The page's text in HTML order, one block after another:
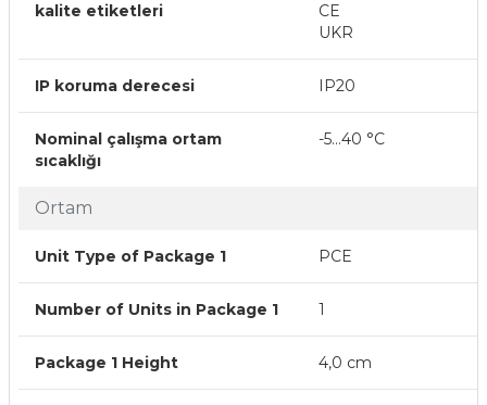
Ortam
kalite etiketleri
CE
UKR
IP koruma derecesi IP20
Nominal çalışma ortam
sıcaklığı
-5…40 °C
Unit Type of Package 1 PCE
Number of Units in Package 1 1
Package 1 Height 4,0 cm